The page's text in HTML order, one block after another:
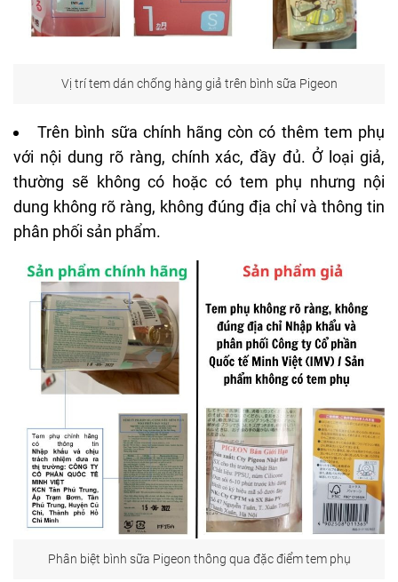
Vị trí tem dán chống hàng giả trên bình sữa Pigeon
Trên bình sữa chính hãng còn có thêm tem phụ
với nội dung rõ ràng, chính xác, đầy đủ. Ở loại giả,
thường sẽ không có hoặc có tem phụ nhưng nội
dung không rõ ràng, không đúng địa chỉ và thông tin
phân phối sản phẩm.
Phân biệt bình sữa Pigeon thông qua đặc điểm tem phụ